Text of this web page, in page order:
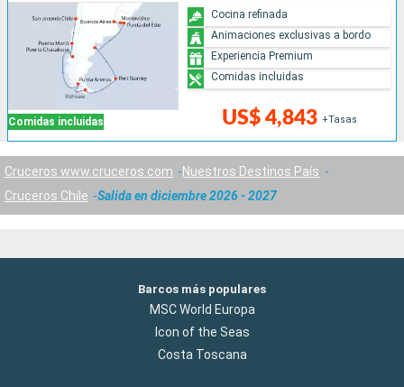
Comidas incluidas US$ 4,843 +Tasas
Cocina refinada
Animaciones exclusivas a bordo
Experiencia Premium
Comidas incluidas
Cruceros www.cruceros.com
Nuestros Destinos País
Cruceros Chile
Salida en diciembre 2026 - 2027
Barcos más populares
MSC World Europa
Icon of the Seas
Costa Toscana